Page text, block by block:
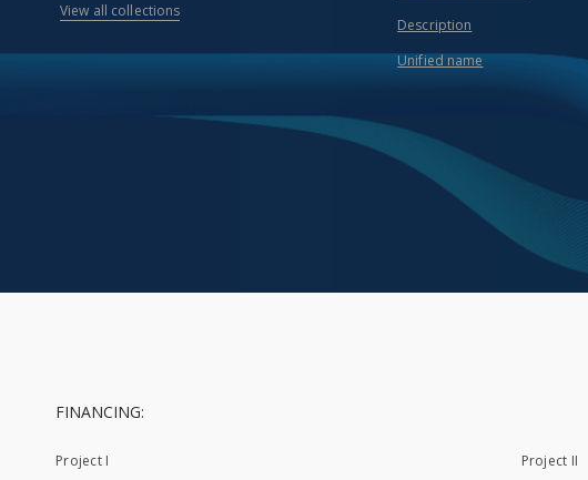
View all collections
Description
Unified name
FINANCING:
Project I Project II